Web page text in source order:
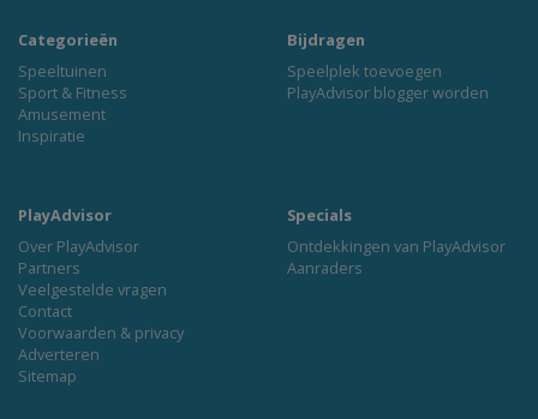
Categorieën
Speeltuinen
Sport & Fitness
Amusement
Inspiratie
Bijdragen
Speelplek toevoegen
PlayAdvisor blogger worden
PlayAdvisor
Over PlayAdvisor
Partners
Veelgestelde vragen
Contact
Voorwaarden & privacy
Adverteren
Sitemap
Specials
Ontdekkingen van PlayAdvisor
Aanraders